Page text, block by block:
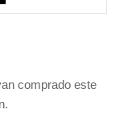
comprado este